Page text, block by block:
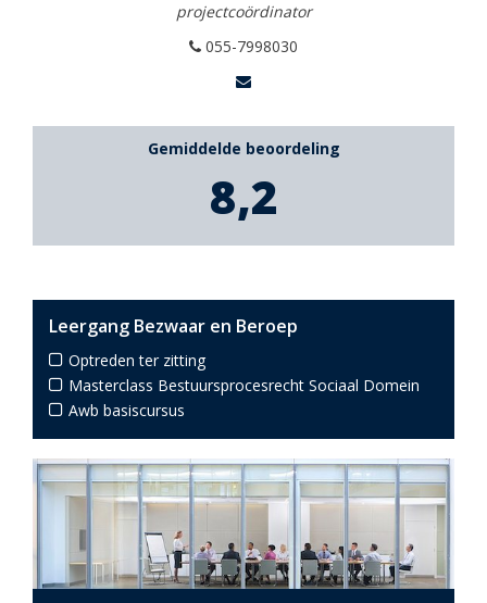
projectcoördinator
055-7998030
Gemiddelde beoordeling
8,2
Leergang Bezwaar en Beroep
Optreden ter zitting
Masterclass Bestuursprocesrecht Sociaal Domein
Awb basiscursus